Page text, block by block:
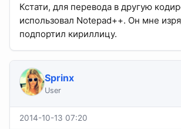
Кстати, для перевода в другую
использовал Notepad++. Он мне
подпортил кириллицу.
Sprinx
User
2014-10-13 07:20